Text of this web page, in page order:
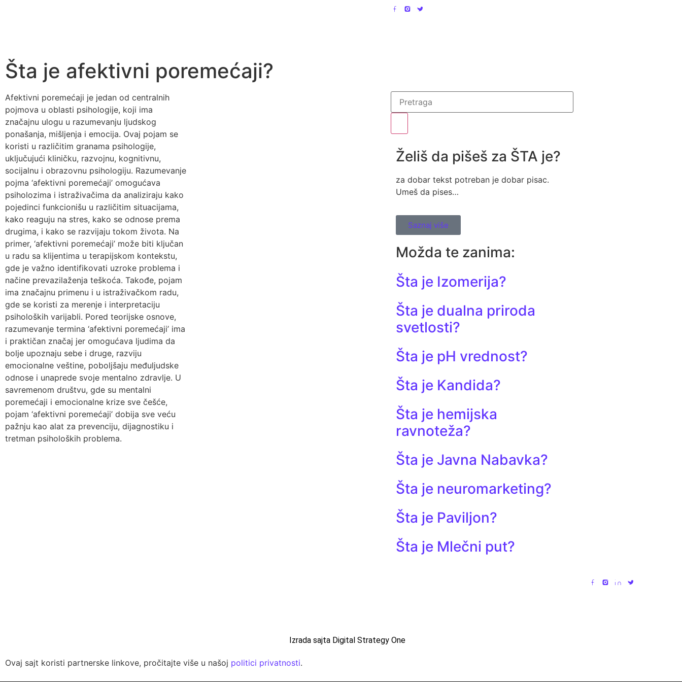
Šta je afektivni poremećaji?
Afektivni poremećaji je jedan od centralnih
pojmova u oblasti psihologije, koji ima
značajnu ulogu u razumevanju ljudskog
ponašanja, mišljenja i emocija. Ovaj pojam se
koristi u različitim granama psihologije,
uključujući kliničku, razvojnu, kognitivnu,
socijalnu i obrazovnu psihologiju. Razumevanje
pojma ‘afektivni poremećaji’ omogućava
psiholozima i istraživačima da analiziraju kako
pojedinci funkcionišu u različitim situacijama,
kako reaguju na stres, kako se odnose prema
drugima, i kako se razvijaju tokom života. Na
primer, ‘afektivni poremećaji’ može biti ključan
u radu sa klijentima u terapijskom kontekstu,
gde je važno identifikovati uzroke problema i
načine prevazilaženja teškoća. Takođe, pojam
ima značajnu primenu i u istraživačkom radu,
gde se koristi za merenje i interpretaciju
psiholoških varijabli. Pored teorijske osnove,
razumevanje termina ‘afektivni poremećaji’ ima
i praktičan značaj jer omogućava ljudima da
bolje upoznaju sebe i druge, razviju
emocionalne veštine, poboljšaju međuljudske
odnose i unaprede svoje mentalno zdravlje. U
savremenom društvu, gde su mentalni
poremećaji i emocionalne krize sve češće,
pojam ‘afektivni poremećaji’ dobija sve veću
pažnju kao alat za prevenciju, dijagnostiku i
tretman psiholoških problema.
Želiš da pišeš za ŠTA je?
za dobar tekst potreban je dobar pisac.
Umeš da pises…
Saznaj više
Možda te zanima:
Šta je Izomerija?
Šta je dualna priroda
svetlosti?
Šta je pH vrednost?
Šta je Kandida?
Šta je hemijska
ravnoteža?
Šta je Javna Nabavka?
Šta je neuromarketing?
Šta je Paviljon?
Šta je Mlečni put?
Izrada sajta Digital Strategy One
Ovaj sajt koristi partnerske linkove, pročitajte više u našoj politici privatnosti.